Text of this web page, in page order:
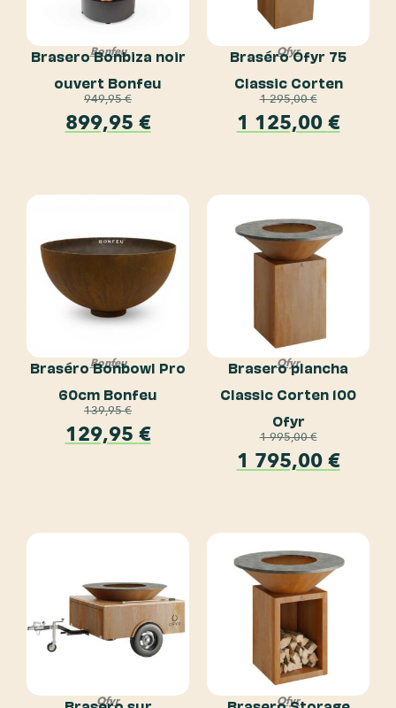
Bonfeu
Brasero Bonbiza noir
ouvert Bonfeu
949,95€
899,95 €
Ofyr
Braséro Ofyr 75
Classic Corten
1 295,00€
1 125,00 €
Bonfeu
Braséro Bonbowl Pro
60cm Bonfeu
139,95€
129,95 €
Ofyr
Brasero plancha
Classic Corten 100
Ofyr
1 995,00€
1 795,00 €
Ofyr Ofyr